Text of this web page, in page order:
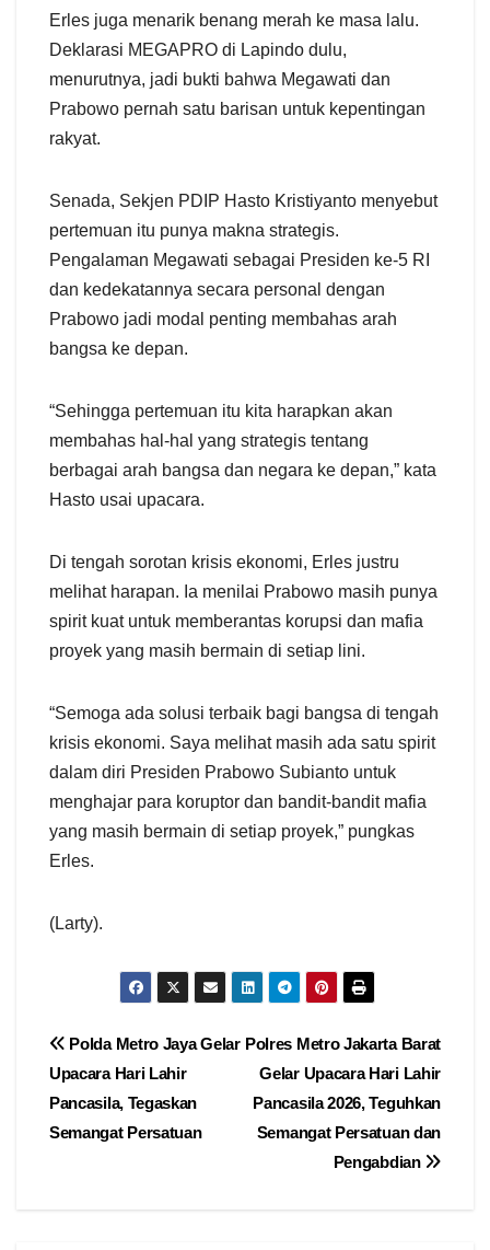
Erles juga menarik benang merah ke masa lalu.
Deklarasi MEGAPRO di Lapindo dulu,
menurutnya, jadi bukti bahwa Megawati dan
Prabowo pernah satu barisan untuk kepentingan
rakyat.
Senada, Sekjen PDIP Hasto Kristiyanto menyebut
pertemuan itu punya makna strategis.
Pengalaman Megawati sebagai Presiden ke-5 RI
dan kedekatannya secara personal dengan
Prabowo jadi modal penting membahas arah
bangsa ke depan.
“Sehingga pertemuan itu kita harapkan akan
membahas hal-hal yang strategis tentang
berbagai arah bangsa dan negara ke depan,” kata
Hasto usai upacara.
Di tengah sorotan krisis ekonomi, Erles justru
melihat harapan. Ia menilai Prabowo masih punya
spirit kuat untuk memberantas korupsi dan mafia
proyek yang masih bermain di setiap lini.
“Semoga ada solusi terbaik bagi bangsa di tengah
krisis ekonomi. Saya melihat masih ada satu spirit
dalam diri Presiden Prabowo Subianto untuk
menghajar para koruptor dan bandit-bandit mafia
yang masih bermain di setiap proyek,” pungkas
Erles.
(Larty).
Navigasi
pos
Polres Metro Jakarta Barat
Gelar Upacara Hari Lahir
Pancasila 2026, Teguhkan
Semangat Persatuan dan
Pengabdian
Polda Metro Jaya Gelar
Upacara Hari Lahir
Pancasila, Tegaskan
Semangat Persatuan